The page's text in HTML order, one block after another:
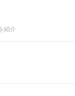
紹介